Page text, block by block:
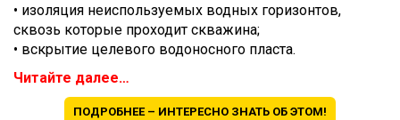
• изоляция неиспользуемых водных горизонтов,
сквозь которые проходит скважина;
• вскрытие целевого водоносного пласта.
Читайте далее…
ПОДРОБНЕЕ – ИНТЕРЕСНО ЗНАТЬ ОБ ЭТОМ!